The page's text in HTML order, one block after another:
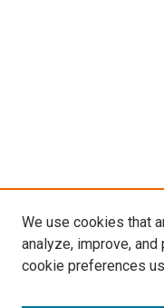
We use cookies that
analyze, improve,
cookie preferences